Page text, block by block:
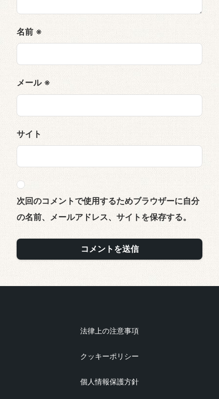
名前 ※
メール ※
サイト
次回のコメントで使用するためブラウザーに自分
の名前、メールアドレス、サイトを保存する。
法律上の注意事項
クッキーポリシー
個人情報保護方針